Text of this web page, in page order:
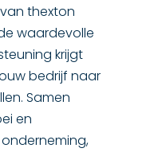
van thexton
waardevolle
krijgt
bedrijf naar
Samen
en